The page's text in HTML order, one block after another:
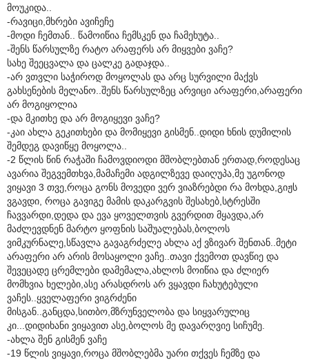
მოუკიდა..
-რავიცი,მხრები ავიჩეჩე
-მოდი ჩემთან.. წამოიწია ჩემსკენ და ჩამეხუტა..
-შენს წარსულზე რატო არაფერს არ მიყვები ვაჩე?
სახე შეეცვალა და ცალკე გადაჯდა..
-არ ვთვლი საჭიროდ მოყოლას და არც სურვილი მაქვს
გახსენების მელანო..შენს წარსულზეც არვიცი არაფერი,არაფერი
არ მოგიყოლია
-და მკითხე და არ მოგიყევი ვაჩე?
-კაი ახლა გეკითხები და მომიყევი გისმენ..დიდი ხნის დუმილის
შემდეგ დავიწყე მოყოლა..
-2 წლის წინ რაჭაში ჩამოვდიოდი მშობლებთან ერთად,როდესაც
ავარია შეგვემთხვა,მამაჩემი ადგილზევე დაიღუპა,მე უგონოდ
ვიყავი 3 თვე,როცა გონს მოვედი ვერ ვიაზრებდი რა მოხდა,გიჟს
ვგავდი, როცა გავიგე მამის დაკარგვის შესახებ,სტრესში
ჩავვარდი,დედა და ევა ყოველთვის გვერდით მყავდა,არ
მაძლევდნენ მარტო ყოფნის საშუალებას,ბოლოს
ვიმკურნალე,სწავლა გავაგრძელე ახლა აქ ვზივარ შენთან..მეტი
არაფერი არ არის მოსაყოლი ვაჩე..თავი ქვემოთ დავწიე და
შევეცადე ცრემლები დამემალა,ახლოს მოიწია და ძლიერ
მომხვია ხელები,ასე არასდროს არ ვყავდი ჩახუტებული
ვაჩეს..ყველაფერი ვიგრძენი
მისგან..განცდა,სითბო,მზრუნველობა და სიყვარულიც
კი...დიდიხანი ვიყავით ასე,ბოლოს მე დავარღვიე სიჩუმე.
-ახლა შენ გისმენ ვაჩე
-19 წლის ვიყავი,როცა მშობლებმა უარი თქვეს ჩემზე და